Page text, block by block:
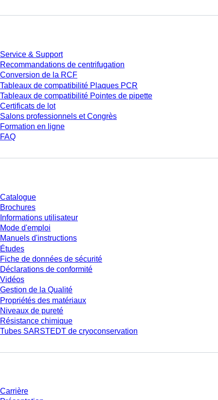
Service & Support
Recommandations de centrifugation
Conversion de la RCF
Tableaux de compatibilité Plaques PCR
Tableaux de compatibilité Pointes de pipette
Certificats de lot
Salons professionnels et Congrès
Formation en ligne
FAQ
Catalogue
Brochures
Informations utilisateur
Mode d'emploi
Manuels d'instructions
Études
Fiche de données de sécurité
Déclarations de conformité
Vidéos
Gestion de la Qualité
Propriétés des matériaux
Niveaux de pureté
Résistance chimique
Tubes SARSTEDT de cryoconservation
Carrière